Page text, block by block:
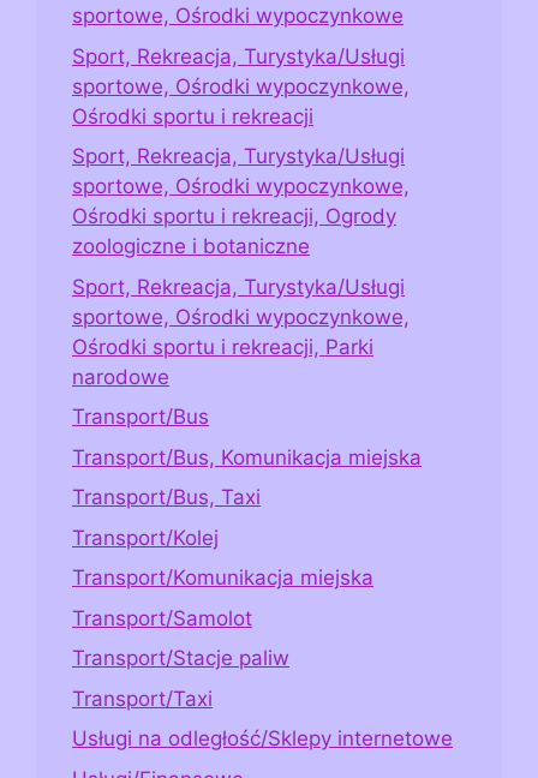
sportowe, Ośrodki wypoczynkowe
Sport, Rekreacja, Turystyka/Usługi
sportowe, Ośrodki wypoczynkowe,
Ośrodki sportu i rekreacji
Sport, Rekreacja, Turystyka/Usługi
sportowe, Ośrodki wypoczynkowe,
Ośrodki sportu i rekreacji, Ogrody
zoologiczne i botaniczne
Sport, Rekreacja, Turystyka/Usługi
sportowe, Ośrodki wypoczynkowe,
Ośrodki sportu i rekreacji, Parki
narodowe
Transport/Bus
Transport/Bus, Komunikacja miejska
Transport/Bus, Taxi
Transport/Kolej
Transport/Komunikacja miejska
Transport/Samolot
Transport/Stacje paliw
Transport/Taxi
Usługi na odległość/Sklepy internetowe